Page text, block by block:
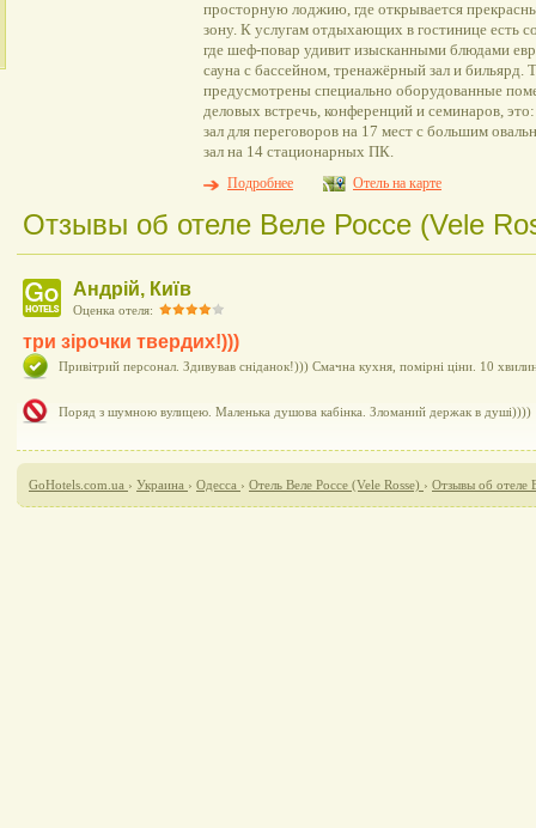
просторную лоджию, где открывается
зону. К услугам отдыхающих в гостинице есть
где шеф-повар удивит изысканными блюдами
сауна с бассейном, тренажёрный зал и бильярд.
предусмотрены специально оборудованные
деловых встречь, конференций и семинаров,
зал для переговоров на 17 мест с большим
зал на 14 стационарных ПК.
Подробнее
Отель на карте
Отзывы об отеле Веле Россе (Vele
Андрій, Київ
Оценка отеля:
три зірочки твердих!)))
Привітрий персонал. Здивував сніданок!))) Смачна кухня, помірні ціни. 10
Поряд з шумною вулицею. Маленька душова кабінка. Зломаний держак в душі))))
GoHotels.com.ua › Украина › Одесса › Отель Веле Россе (Vele Rosse) › Отзывы об отеле